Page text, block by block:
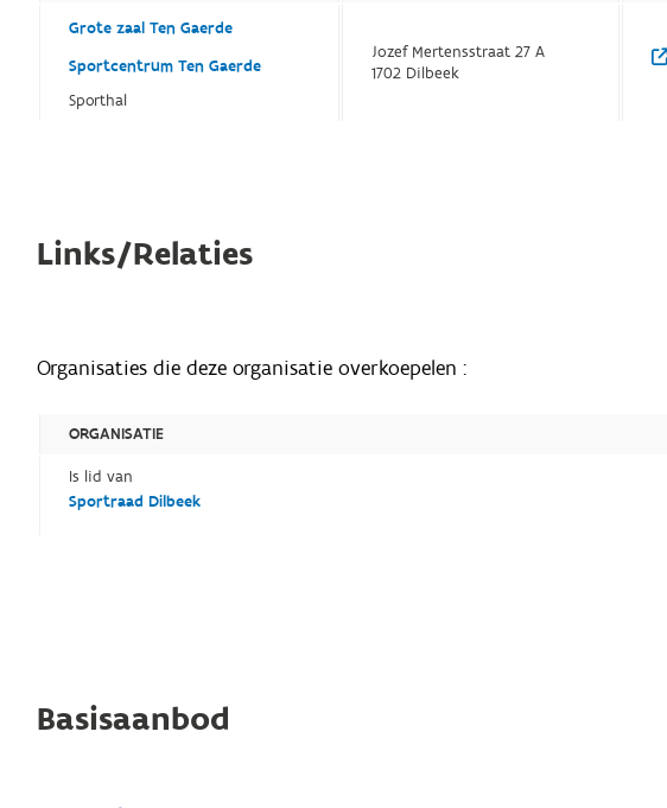
Grote zaal Ten Gaerde
Sportcentrum Ten Gaerde
Sporthal
Jozef Mertensstraat 27 A
1702 Dilbeek
Links/Relaties
Organisaties die deze organisatie overkoepelen :
ORGANISATIE
Is lid van
Sportraad Dilbeek
Basisaanbod